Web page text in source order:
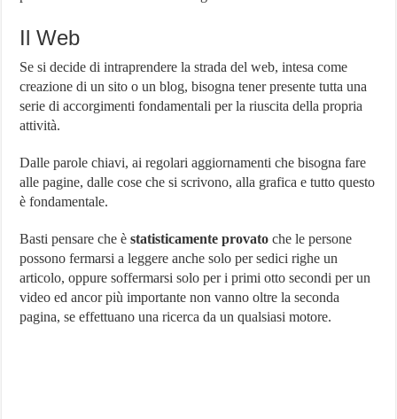
Il Web
Se si decide di intraprendere la strada del web, intesa come
creazione di un sito o un blog, bisogna tener presente tutta una
serie di accorgimenti fondamentali per la riuscita della propria
attività.
Dalle parole chiavi, ai regolari aggiornamenti che bisogna fare
alle pagine, dalle cose che si scrivono, alla grafica e tutto questo
è fondamentale.
Basti pensare che èstatisticamente provato che le persone
possono fermarsi a leggere anche solo per sedici righe un
articolo, oppure soffermarsi solo per i primi otto secondi per un
video ed ancor più importante non vanno oltre la seconda
pagina, se effettuano una ricerca da un qualsiasi motore.